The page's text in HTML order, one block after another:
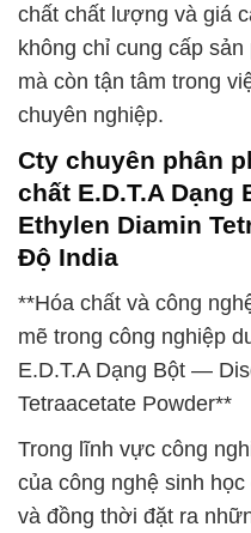
chất chất lượng và giá
không chỉ cung cấp
mà còn tận tâm trong
chuyên nghiệp.
Cty chuyên phân
chất E.D.T.A
Ethylen Diamin
Độ India
**Hóa chất và công
mẽ trong công nghiệp
E.D.T.A Dạng Bột —
Tetraacetate Powder**
Trong lĩnh vực công
của công nghệ sinh
và đồng thời đặt ra